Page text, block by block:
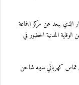
يبعد عن مركز الجماعة
المدنية الحضور في
تماس كهربائي سببه شاحن